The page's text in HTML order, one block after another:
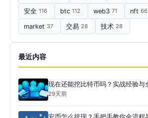
安全 116 btc 112 web3 71 nft 66
market 37 交易 28 技术 28
最近内容
现在还能挖比特币吗？实战经验与
29天前